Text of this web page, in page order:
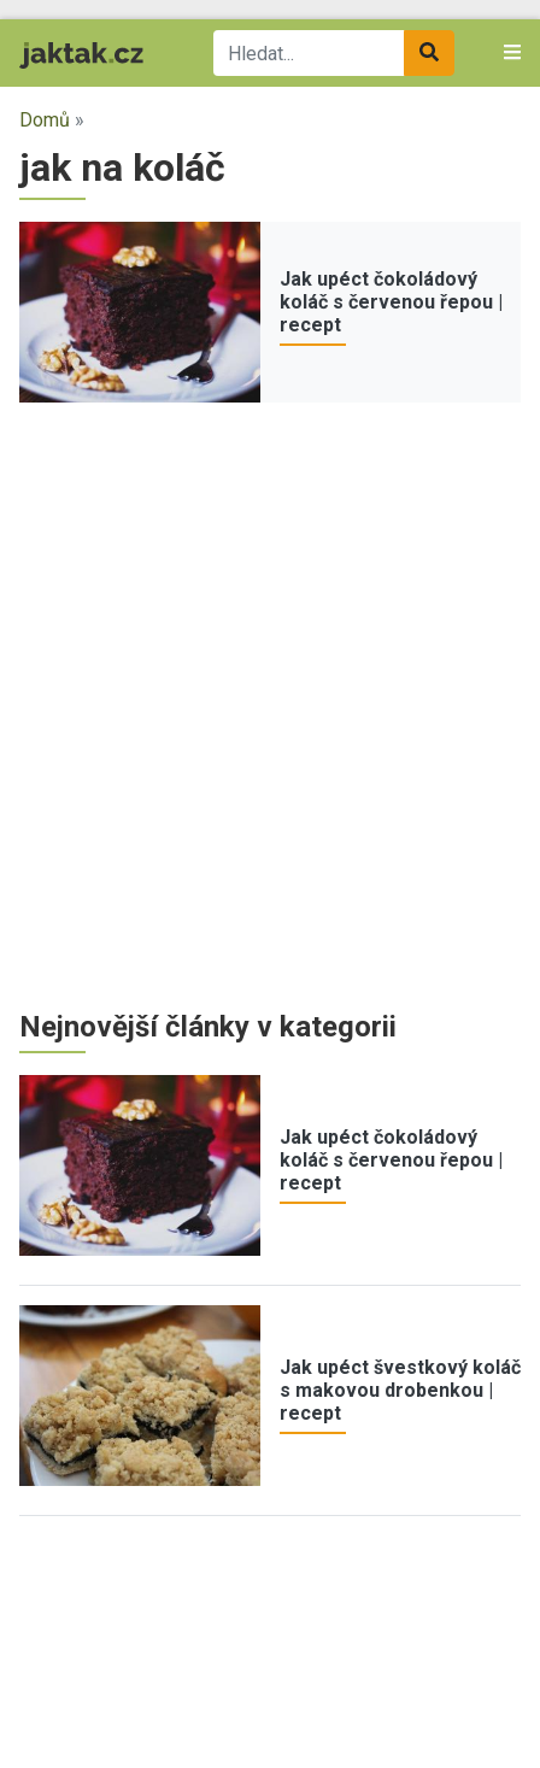
Domů »
jak na koláč
Jak upéct čokoládový
koláč s červenou řepou |
recept
Nejnovější články v kategorii
Jak upéct čokoládový
koláč s červenou řepou |
recept
Jak upéct švestkový koláč
s makovou drobenkou |
recept